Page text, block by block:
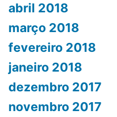
abril 2018
março 2018
fevereiro 2018
janeiro 2018
dezembro 2017
novembro 2017